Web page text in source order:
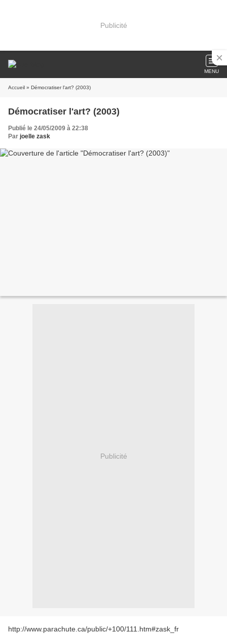
Publicité
MENU
Accueil » Démocratiser l'art? (2003)
Démocratiser l'art? (2003)
Publié le 24/05/2009 à 22:38
Par joelle zask
Publicité
http://www.parachute.ca/public/+100/111.htm#zask_fr